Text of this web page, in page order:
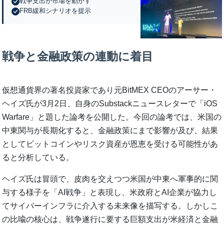
FRB緩和シナリオを提示
戦争と金融政策の連動に着目
仮想通貨界の著名投資家であり元BitMEX CEOのアーサー・
ヘイズ氏が3月2日、自身のSubstackニュースレターで「iOS
Warfare」と題した論考を公開した。今回の論考では、米国の
中東関与が長期化すると、金融政策にまで影響が及び、結果
としてビットコインやリスク資産が恩恵を受ける可能性があ
ると分析している。
ヘイズ氏は冒頭で、皮肉を交えつつ米国が中東へ軍事的に関
与する様子を「AI戦争」と表現し、米政府とAI企業が協力し
てサイバーインフラに介入する未来像を描写する。しかしこ
の比喩の核心は、戦争遂行に要する巨額支出が米経済と金融